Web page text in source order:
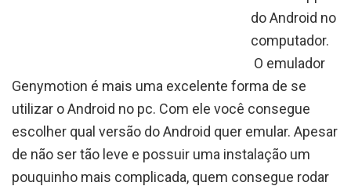
do Android no
computador.
O emulador
Genymotion é mais uma excelente forma de se
utilizar o Android no pc. Com ele você consegue
escolher qual versão do Android quer emular. Apesar
de não ser tão leve e possuir uma instalação um
pouquinho mais complicada, quem consegue rodar